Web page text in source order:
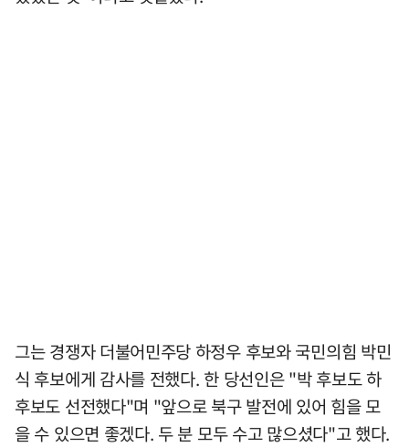
그는 경쟁자 더불어민주당 하정우 후보와 국민의힘 박민
식 후보에게 감사를 전했다. 한 당선인은 "박 후보도 하
후보도 선전했다"며 "앞으로 북구 발전에 있어 힘을 모
을 수 있으면 좋겠다. 두 분 모두 수고 많으셨다"고 했다.